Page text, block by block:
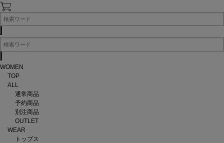
WOMEN
TOP
ALL
通常商品
予約商品
別注商品
OUTLET
WEAR
トップス